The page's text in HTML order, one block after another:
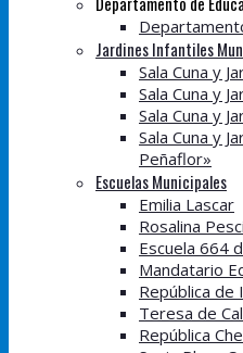
Jardines Infantiles
Sala Cuna y
Sala Cuna y
Sala Cuna y
Sala Cuna y
Peñaflor»
Escuelas Municipales
Emilia Lascar
Rosalina
Escuela 664
Mandatario
República de
Teresa de
República